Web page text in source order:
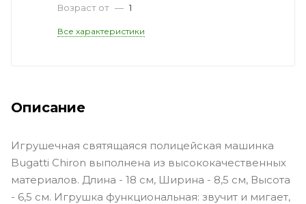
Возраст от — 1
Все характеристики
Описание
Игрушечная святящаяся полицейская машинка
Bugatti Chiron выполнена из высококачественных
материалов. Длина - 18 см, Ширина - 8,5 см, Высота
- 6,5 см. Игрушка функциональная: звучит и мигает,